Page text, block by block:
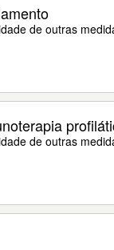
de outras
de outras